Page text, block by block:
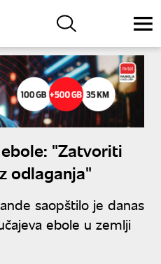
"Zatvoriti
odlaganja"
saopštilo je danas
ebole u zemlji